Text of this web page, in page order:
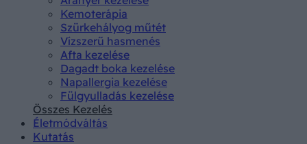
Kemoterápia
Szürkehályog műtét
Vízszerű hasmenés
Afta kezelése
Dagadt boka kezelése
Napallergia kezelése
Fülgyulladás kezelése
Összes Kezelés
Életmódváltás
Kutatás